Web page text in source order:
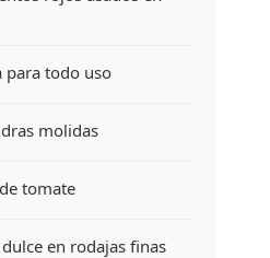
para todo uso
molidas
tomate
en rodajas finas